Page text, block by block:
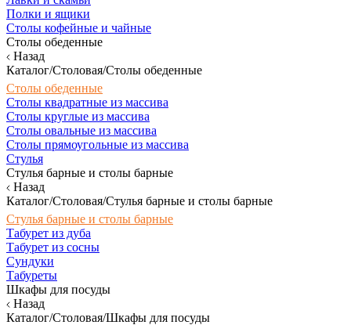
Полки и ящики
Столы кофейные и чайные
Столы обеденные
Назад
Каталог/Столовая/Столы обеденные
Столы обеденные
Столы квадратные из массива
Столы круглые из массива
Столы овальные из массива
Столы прямоугольные из массива
Стулья
Стулья барные и столы барные
Назад
Каталог/Столовая/Стулья барные и столы барные
Стулья барные и столы барные
Табурет из дуба
Табурет из сосны
Сундуки
Табуреты
Шкафы для посуды
Назад
Каталог/Столовая/Шкафы для посуды